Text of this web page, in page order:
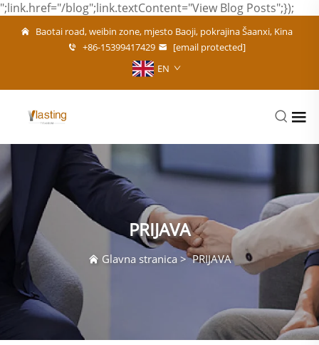
";link.href="/blog";link.textContent="View Blog Posts";});
Baotai road, weibin zone, mjesto Baoji, pokrajina Šaanxi, Kina
+86-15399417429
[email protected]
EN
PRIJAVA
Glavna stranica >PRIJAVA